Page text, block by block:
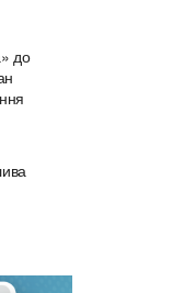
до